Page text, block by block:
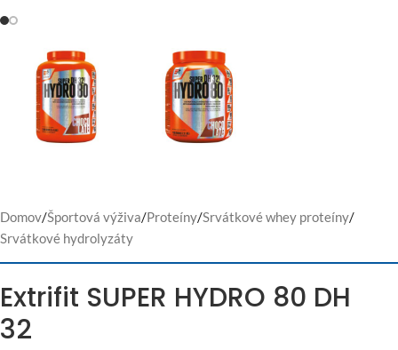
Domov/Športová výživa/Proteíny/Srvátkové whey proteíny/
Srvátkové hydrolyzáty
Extrifit SUPER HYDRO 80 DH
32